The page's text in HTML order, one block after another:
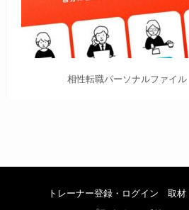
相性転職パーソナルファイル
トレーナー登録・ログイン
取材